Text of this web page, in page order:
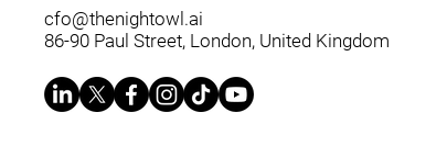
cfo@thenightowl.ai
86-90 Paul Street, London, United Kingdom